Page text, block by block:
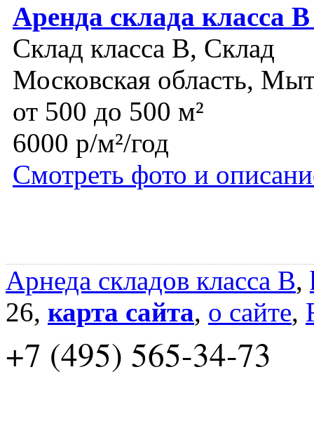
Аренда склада класса
Склад класса B, Склад
Московская область,
от 500 до 500 м²
6000 р/м²/год
Смотреть фото и
Арнеда складов класса B,
26, карта сайта, о сайте,
+7 (495) 565-34-73